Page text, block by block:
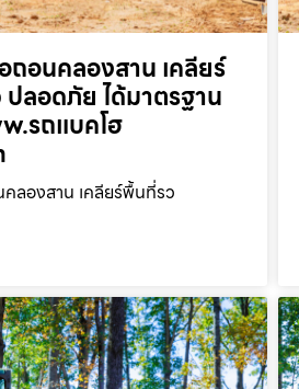
ถอนคลองสาน เคลียร์
ลอดภัย ได้มาตรฐาน
รถแบคโฮ
ลองสาน เคลียร์พื้นที่รว